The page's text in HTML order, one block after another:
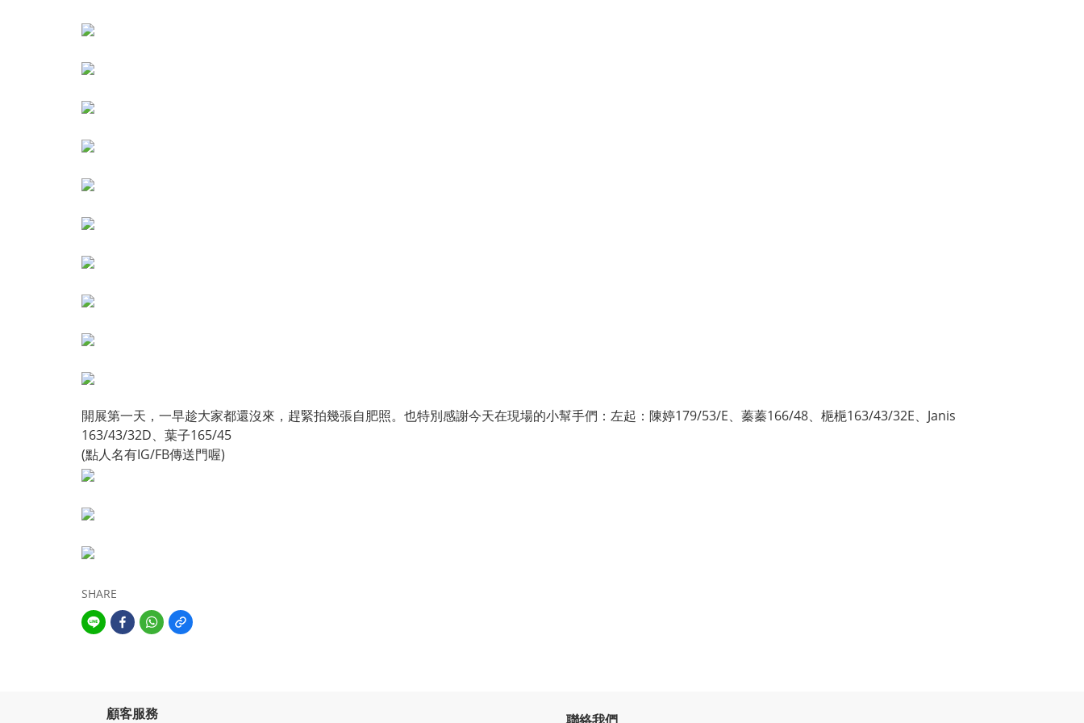
開展第一天，一早趁大家都還沒來，趕緊拍幾張自肥照。也特別感謝今天在現場的小幫手們：左起： 陳婷179/53/E、 蓁蓁166/48、 梔梔163/43/32E、 Janis
163/43/32D、葉子165/45
(點人名有IG/FB傳送門喔)
SHARE
顧客服務